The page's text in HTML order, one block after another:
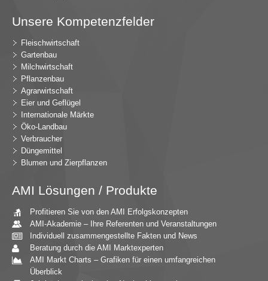
Unsere Kompetenzfelder
Fleischwirtschaft
Gartenbau
Milchwirtschaft
Pflanzenbau
Agrarwirtschaft
Eier und Geflügel
Internationale Märkte
Öko-Landbau
Verbraucher
Düngemittel
Blumen und Zierpflanzen
AMI Lösungen / Produkte
Profitieren Sie von den AMI Erfolgskonzepten
AMI-Akademie – Ihre Referenten und Veranstaltungen
Individuell zusammengestellte Fakten und News
Beratung durch die AMI Marktexperten
AMI Markt Charts – Grafiken für einen umfangreichen
Überblick